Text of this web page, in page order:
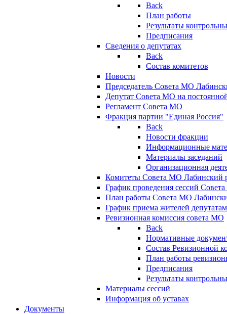
Back
План работы
Результаты
Предписания
Сведения о депутатах
Back
Состав комитетов
Новости
Председатель Совета МО
Депутат Совета МО на
Регламент Совета МО
Фракция партии "Единая Россия"
Back
Новости фракции
Информационные
Материалы заседаний
Организационная
Комитеты Совета МО Лабинский
График проведения сессий
План работы Совета МО
График приема жителей
Ревизионная комиссия совета МО
Back
Нормативные
Состав Ревизионной
План работы
Предписания
Результаты
Материалы сессий
Информация об уставах
Документы